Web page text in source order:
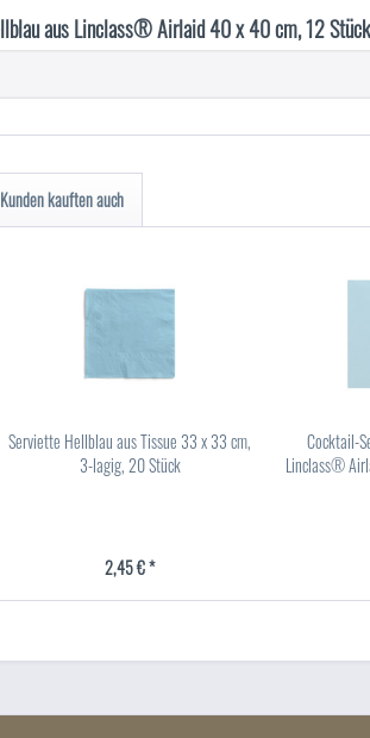
aus Linclass® Airlaid 40 x 40 cm, 12
Kunden kauften auch
Serviette Hellblau aus Tissue 33 x 33 cm,
3-lagig, 20 Stück
2,45 € *
Cocktail-
Linclass®